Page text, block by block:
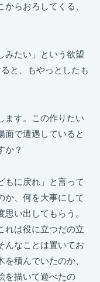
らおろしてくる、
みたい」という欲望
と、もやっとしたも
ます。この作りたい
面で遭遇していると
か？
もに戻れ」と言って
か、何を大事にして
い出してもらう。
れは役に立つだの立
んなことは置いてお
積んでいたのか、
を描いて遊べたの